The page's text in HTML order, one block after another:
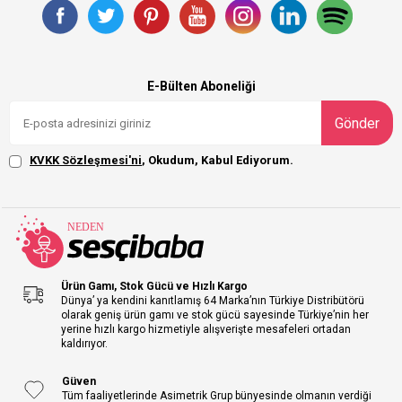
E-Bülten Aboneliği
Gönder
KVKK Sözleşmesi'ni, Okudum, Kabul Ediyorum.
Ürün Gamı, Stok Gücü ve Hızlı Kargo
Dünya’ ya kendini kanıtlamış 64 Marka’nın Türkiye Distribütörü
olarak geniş ürün gamı ve stok gücü sayesinde Türkiye’nin her
yerine hızlı kargo hizmetiyle alışverişte mesafeleri ortadan
kaldırıyor.
Güven
Tüm faaliyetlerinde Asimetrik Grup bünyesinde olmanın verdiği